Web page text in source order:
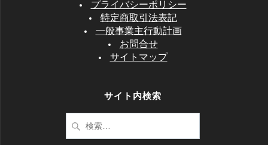
プライバシーポリシー
特定商取引法表記
一般事業主行動計画
お問合せ
サイトマップ
サイト内検索
索: